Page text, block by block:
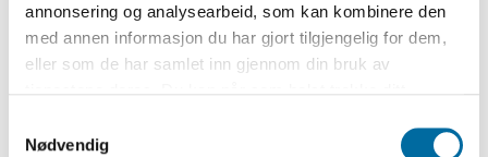
annonsering og analysearbeid, som kan kombinere den
med annen informasjon du har gjort tilgjengelig for dem,
eller som de har samlet inn gjennom din bruk av
så endre samtykke og så avvis.
Nødvendig
Velkommen til Merdøgaard museum!
Museet er åpent hver dag fra 22. juni til 9.
Merdøgaard er en liten kystgård med